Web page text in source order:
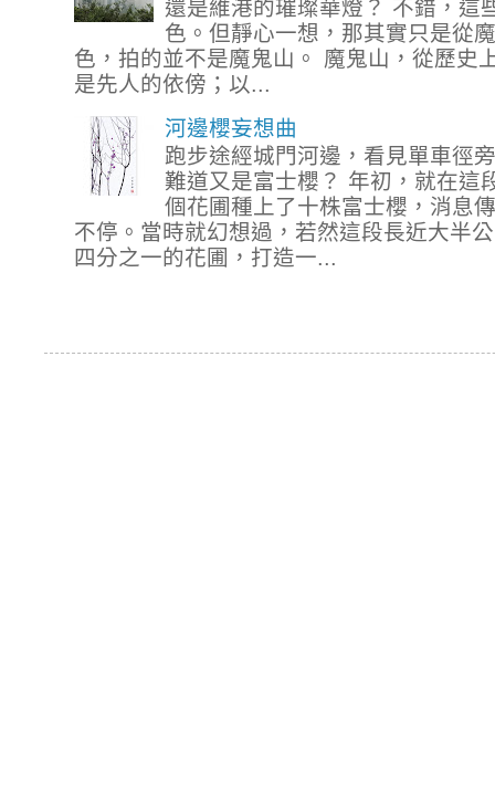
還是維港的璀璨華燈？ 不錯，這
色。但靜心一想，那其實只是從
色，拍的並不是魔鬼山。 魔鬼山，從歷史
是先人的依傍；以...
河邊櫻妄想曲
跑步途經城門河邊，看見單車徑
難道又是富士櫻？ 年初，就在這
個花圃種上了十株富士櫻，消息
不停。當時就幻想過，若然這段長近大半
四分之一的花圃，打造一...